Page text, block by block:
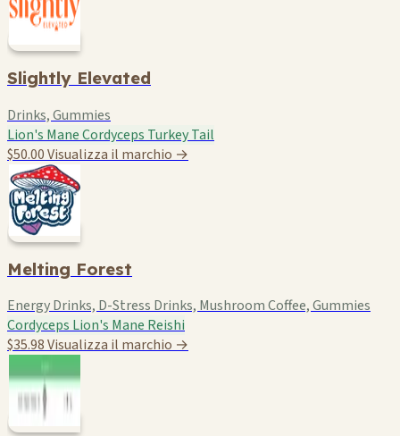
Slightly Elevated
Drinks, Gummies
Lion's ManeCordyceps Turkey Tail
$50.00Visualizza il marchio →
Melting Forest
Energy Drinks, D-Stress Drinks, Mushroom Coffee, Gummies
Cordyceps Lion's Mane Reishi
$35.98Visualizza il marchio →